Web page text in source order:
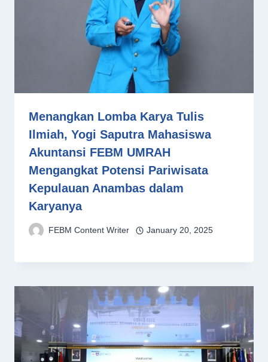
Menangkan Lomba Karya Tulis
Ilmiah, Yogi Saputra Mahasiswa
Akuntansi FEBM UMRAH
Mengangkat Potensi Pariwisata
Kepulauan Anambas dalam
Karyanya
FEBM Content Writer January 20, 2025